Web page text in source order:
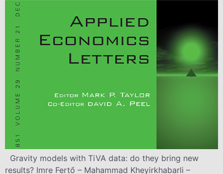
Gravity models with TiVA data: do they bring new
results? Imre Fertő – Mahammad Kheyirkhabarli –